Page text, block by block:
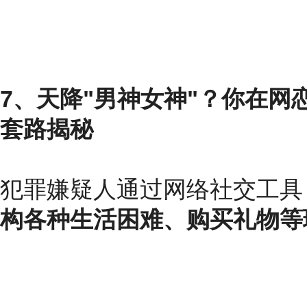
7、天降"男神女神"？你在网
套路揭秘
犯罪嫌疑人通过网络社交工
构各种生活困难、购买礼物